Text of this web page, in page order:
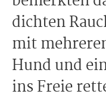
dichten
mit
Hund und
ins Freie